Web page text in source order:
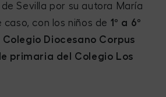
Sevilla por su autora María
caso, con los niños de 1º a 6º
Diocesano Corpus
primaria del Colegio Los